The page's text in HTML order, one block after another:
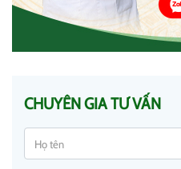
CHUYÊN GIA TƯ VẤN